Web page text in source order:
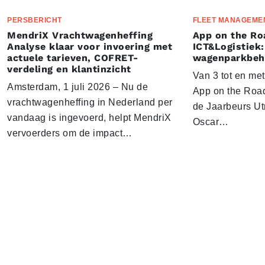
PERSBERICHT
MendriX Vrachtwagenheffing
Analyse klaar voor invoering met
actuele tarieven, COFRET-
verdeling en klantinzicht
Amsterdam, 1 juli 2026 – Nu de
vrachtwagenheffing in Nederland per
vandaag is ingevoerd, helpt MendriX
vervoerders om de impact…
FLEET
App on the
Van 3 tot en
App on the
de Jaarbeurs
Oscar…